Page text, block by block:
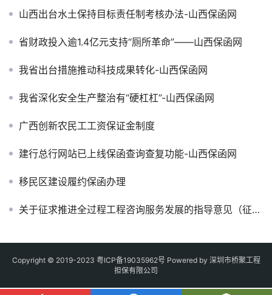
山西出台水土保持目标责任制考核办法-山西保函网
省财政投入逾1.4亿元支持“厕所革命”——山西保函网
我省出台措施推动科技成果转化-山西保函网
我省深化安全生产整治有“硬杠杠”-山西保函网
广西创新农民工工资保证金制度
建行总行网站已上线保函查询查复功能-山西保函网
移民区建设履约保函办理
关于征求推进全过程工程咨询服务发展的指导意见（征求意见稿）和建设工程咨询服务合同示范文本（征求意见稿）意见的函
Copyright © 2019-2023 粤ICP备19035962号Powered by 深圳市桥聚工程
担保有限公司